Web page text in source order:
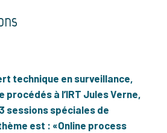
technique en surveillance,
à l’IRT Jules Verne,
sessions spéciales de
est : «Online process